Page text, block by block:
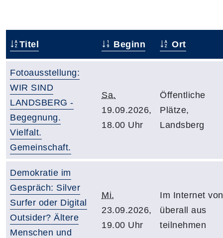
Titel Beginn Ort
Fotoausstellung:
WIR SIND
LANDSBERG -
Begegnung.
Vielfalt.
Gemeinschaft.
Sa.
19.09.2026,
18.00 Uhr
Öffentliche
Plätze,
Landsberg
Demokratie im
Gespräch: Silver
Surfer oder Digital
Outsider? Ältere
Menschen und
Mi.
23.09.2026,
19.00 Uhr
Im Internet von
überall aus
teilnehmen